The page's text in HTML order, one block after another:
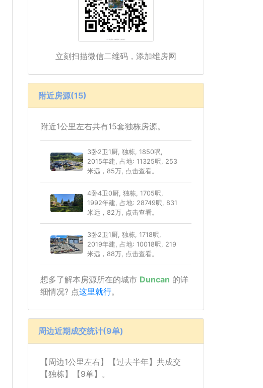
立刻扫描微信二维码，添加维房网
附近房源(15)
附近1公里左右共有15套独栋房源。
3卧2卫1厨, 独栋, 1850呎,
2015年建, 占地: 11325呎, 253
米远，85万, 点击查看。
4卧4卫0厨, 独栋, 1705呎,
1992年建, 占地: 28749呎, 831
米远，82万, 点击查看。
3卧2卫1厨, 独栋, 1718呎,
2019年建, 占地: 10018呎, 219
米远，88万, 点击查看。
想多了解本房源所在的城市 Duncan 的详
细情况? 点这里就行。
周边近期成交统计(9单)
【周边1公里左右】【过去半年】共成交
【独栋】【9单】。